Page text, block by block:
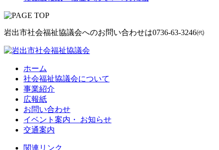
岩出市社会福祉協議会へのお問い合わせは0736-63-3246㈹
ホーム
社会福祉協議会について
事業紹介
広報紙
お問い合わせ
イベント案内・ お知らせ
交通案内
関連リンク